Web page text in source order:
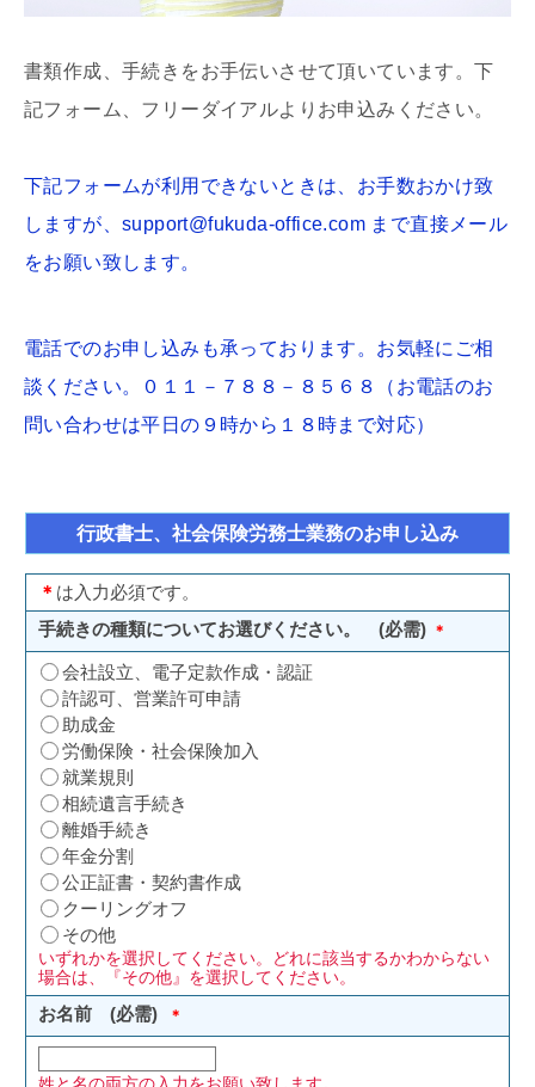
書類作成、手続きをお手伝いさせて頂いています。下
記フォーム、フリーダイアルよりお申込みください。
下記フォームが利用できないときは、お手数おかけ致
しますが、support@fukuda-office.com まで直接メール
をお願い致します。
電話でのお申し込みも承っております。お気軽にご相
談ください。０１１－７８８－８５６８（お電話のお
問い合わせは平日の９時から１８時まで対応）